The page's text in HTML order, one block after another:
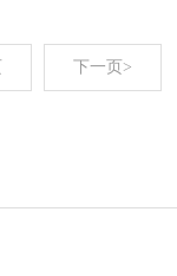
下一页>